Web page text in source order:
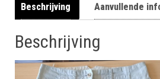
Beschrijving Aanvullende
Beschrijving